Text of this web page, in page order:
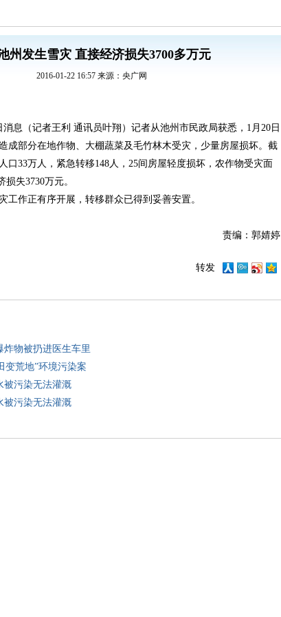
州发生雪灾 直接经济损失3700多万元
2016-01-22 16:57 来源：央广网
（记者王利 通讯员叶翔）记者从池州市民政局获悉，1月20日
成部分在地作物、大棚蔬菜及毛竹林木受灾，少量房屋损坏。截
口33万人，紧急转移148人，25间房屋轻度损坏，农作物受灾面
失3730万元。
作正有序开展，转移群众已得到妥善安置。
责编：郭婧婷
转发
物被扔进医生车里
变荒地”环境污染案
被污染无法灌溉
被污染无法灌溉